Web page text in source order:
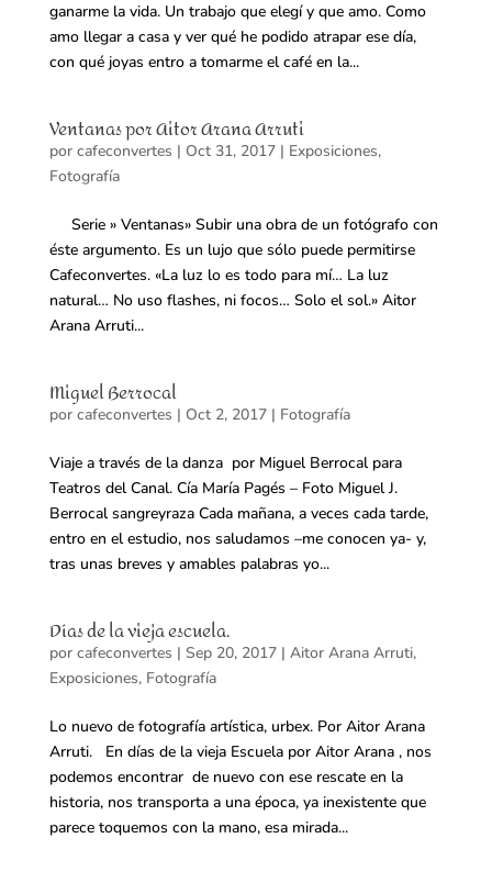
ganarme la vida. Un trabajo que elegí y que amo. Como
amo llegar a casa y ver qué he podido atrapar ese día,
con qué joyas entro a tomarme el café en la...
Ventanas por Aitor Arana Arruti
por cafeconvertes | Oct 31, 2017| Exposiciones,
Fotografía
Serie » Ventanas» Subir una obra de un fotógrafo con
éste argumento. Es un lujo que sólo puede permitirse
Cafeconvertes. «La luz lo es todo para mí… La luz
natural… No uso flashes, ni focos… Solo el sol.» Aitor
Arana Arruti...
Miguel Berrocal
por cafeconvertes | Oct 2, 2017| Fotografía
Viaje a través de la danza por Miguel Berrocal para
Teatros del Canal. Cía María Pagés – Foto Miguel J.
Berrocal sangreyraza Cada mañana, a veces cada tarde,
entro en el estudio, nos saludamos –me conocen ya- y,
tras unas breves y amables palabras yo...
Días de la vieja escuela.
por cafeconvertes | Sep 20, 2017| Aitor Arana Arruti,
Exposiciones, Fotografía
Lo nuevo de fotografía artística, urbex. Por Aitor Arana
Arruti. En días de la vieja Escuela por Aitor Arana , nos
podemos encontrar de nuevo con ese rescate en la
historia, nos transporta a una época, ya inexistente que
parece toquemos con la mano, esa mirada...